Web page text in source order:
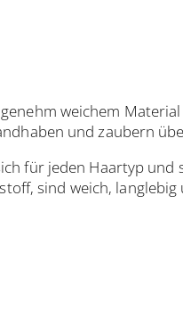
weichem
und zaubern
für jeden Haartyp
sind weich,